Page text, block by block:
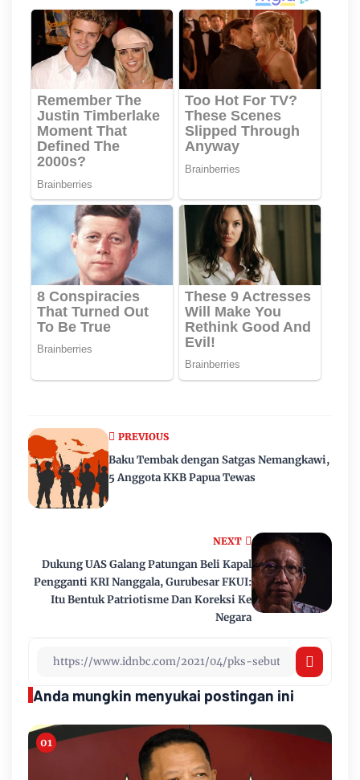
NEXT
Dukung UAS Galang Patungan Beli Kapal
Pengganti KRI Nanggala, Gurubesar FKUI:
Itu Bentuk Patriotisme Dan Koreksi Ke
Negara
PREVIOUS
Baku Tembak dengan Satgas Nemangkawi,
5 Anggota KKB Papua Tewas
Anda mungkin menyukai postingan ini